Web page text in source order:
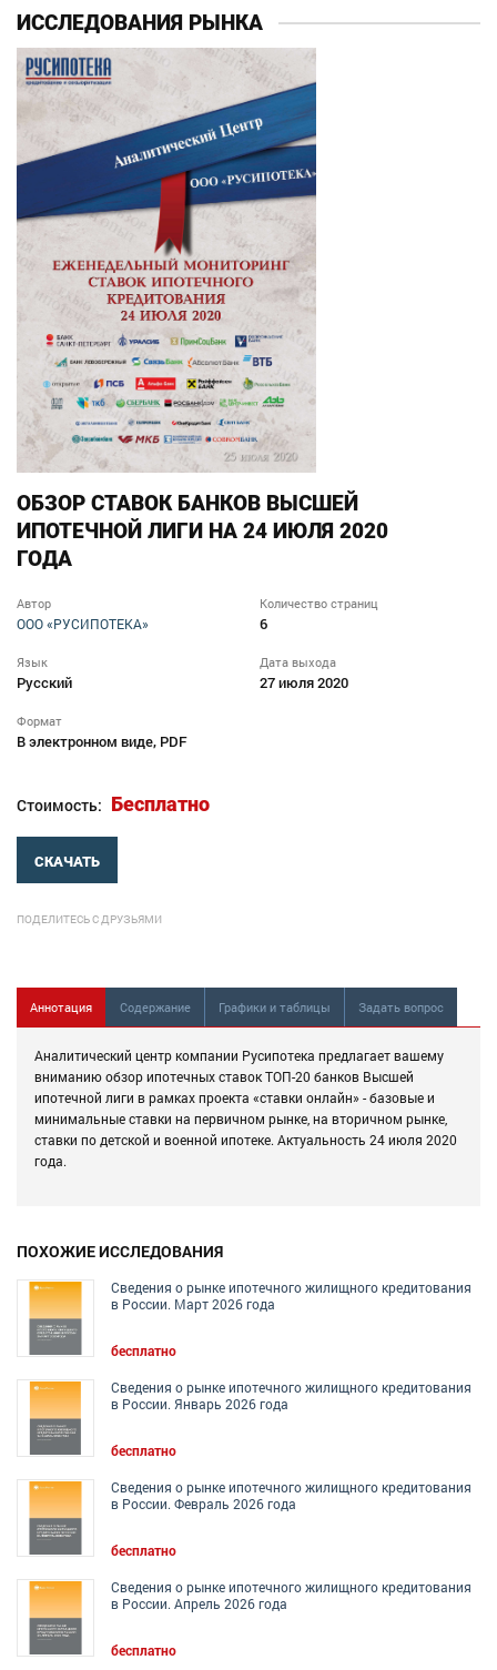
ИССЛЕДОВАНИЯ РЫНКА
ОБЗОР СТАВОК БАНКОВ ВЫСШЕЙ
ИПОТЕЧНОЙ ЛИГИ НА 24 ИЮЛЯ 2020
ГОДА
Автор
ООО «РУСИПОТЕКА»
Количество страниц
6
Язык
Русский
Дата выхода
27 июля 2020
Формат
В электронном виде, PDF
Стоимость: Бесплатно
СКАЧАТЬ
ПОДЕЛИТЕСЬ С ДРУЗЬЯМИ
Аннотация Содержание Графики и таблицы Задать вопрос
Аналитический центр компании Русипотека предлагает вашему
вниманию обзор ипотечных ставок ТОП-20 банков Высшей
ипотечной лиги в рамках проекта «ставки онлайн» - базовые и
минимальные ставки на первичном рынке, на вторичном рынке,
ставки по детской и военной ипотеке. Актуальность 24 июля 2020
года.
ПОХОЖИЕ ИССЛЕДОВАНИЯ
Сведения о рынке ипотечного жилищного кредитования
в России. Март 2026 года
бесплатно
Сведения о рынке ипотечного жилищного кредитования
в России. Январь 2026 года
бесплатно
Сведения о рынке ипотечного жилищного кредитования
в России. Февраль 2026 года
бесплатно
Сведения о рынке ипотечного жилищного кредитования
в России. Апрель 2026 года
бесплатно